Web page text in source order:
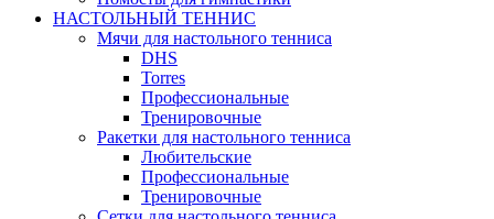
НАСТОЛЬНЫЙ ТЕННИС
Мячи для настольного тенниса
DHS
Torres
Профессиональные
Тренировочные
Ракетки для настольного тенниса
Любительские
Профессиональные
Тренировочные